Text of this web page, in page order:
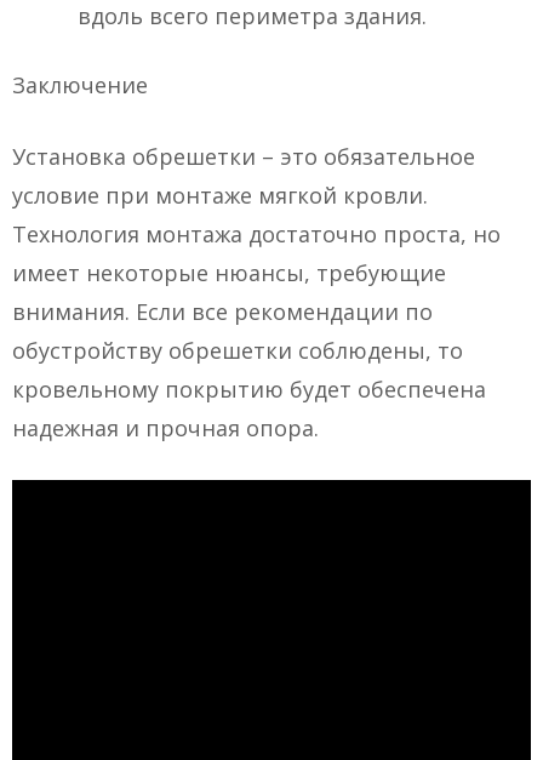
вдоль всего периметра здания.
Заключение
Установка обрешетки – это обязательное
условие при монтаже мягкой кровли.
Технология монтажа достаточно проста, но
имеет некоторые нюансы, требующие
внимания. Если все рекомендации по
обустройству обрешетки соблюдены, то
кровельному покрытию будет обеспечена
надежная и прочная опора.